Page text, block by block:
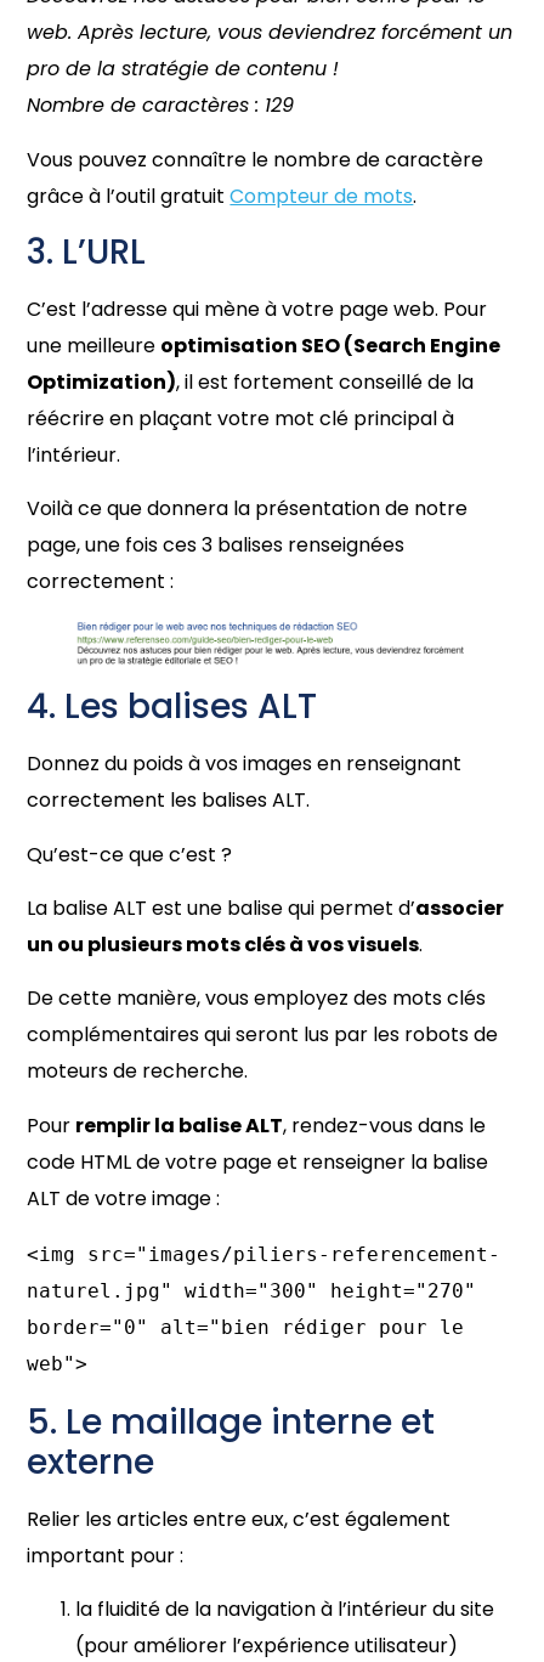
web. Après lecture, vous deviendrez forcément un
pro de la stratégie de contenu !
Nombre de caractères : 129
Vous pouvez connaître le nombre de caractère
grâce à l’outil gratuitCompteur de mots.
3. L’URL
C’est l’adresse qui mène à votre page web. Pour
une meilleure optimisation SEO (Search Engine
Optimization), il est fortement conseillé de la
réécrire en plaçant votre mot clé principal à
l’intérieur.
Voilà ce que donnera la présentation de notre
page, une fois ces 3 balises renseignées
correctement :
4. Les balises ALT
Donnez du poids à vos images en renseignant
correctement les balises ALT.
Qu’est-ce que c’est ?
La balise ALT est une balise qui permet d’associer
un ou plusieurs mots clés à vos visuels.
De cette manière, vous employez des mots clés
complémentaires qui seront lus par les robots de
moteurs de recherche.
Pour remplir la balise ALT, rendez-vous dans le
code HTML de votre page et renseigner la balise
ALT de votre image :
<img src="images/piliers-referencement-
naturel.jpg" width="300" height="270"
border="0" alt="bien rédiger pour le
web">
5. Le maillage interne et
externe
Relier les articles entre eux, c’est également
important pour :
la fluidité de la navigation à l’intérieur du site
(pour améliorer l’expérience utilisateur)